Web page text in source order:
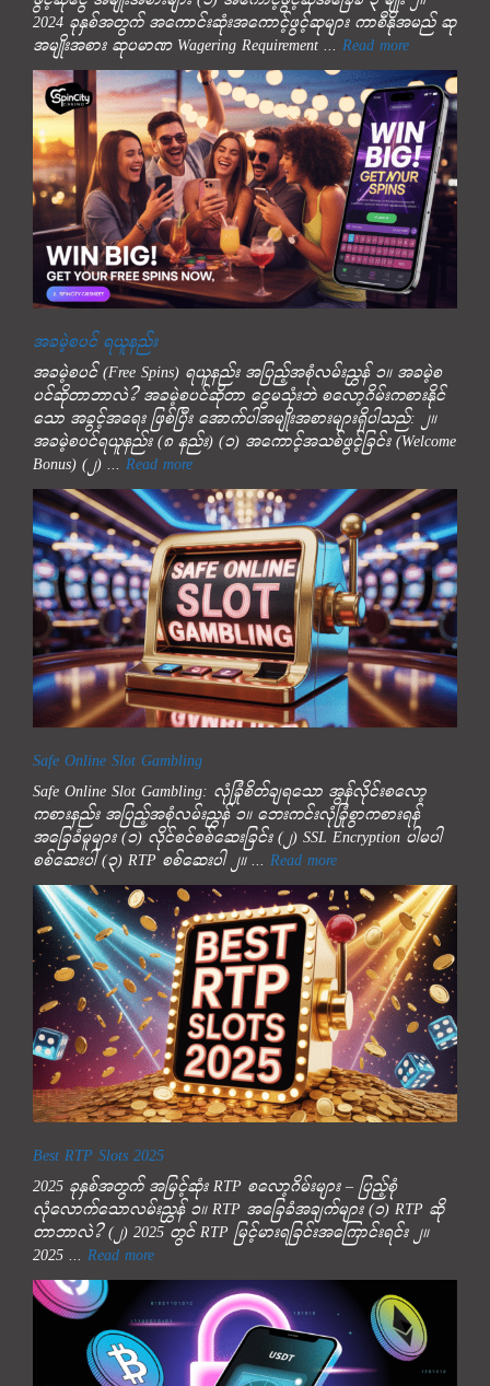
2024 ခုနှစ်အတွက် အကောင်းဆုံးအကောင့်ဖွင့်ဆုများ ကာစီနိုအမည် ဆု
အမျိုးအစား ဆုပမာဏ Wagering Requirement ... Read more
အခမဲ့စပင် ရယူနည်း
အခမဲ့စပင် (Free Spins) ရယူနည်း အပြည့်အစုံလမ်းညွှန် ၁။ အခမဲ့စ
ပင်ဆိုတာဘာလဲ? အခမဲ့စပင်ဆိုတာ ငွေမသုံးဘဲ စလော့ဂိမ်းကစားနိုင်
သော အခွင့်အရေး ဖြစ်ပြီး အောက်ပါအမျိုးအစားများရှိပါသည်: ၂။
အခမဲ့စပင်ရယူနည်း (၈ နည်း) (၁) အကောင့်အသစ်ဖွင့်ခြင်း (Welcome
Bonus) (၂) ... Read more
Safe Online Slot Gambling
Safe Online Slot Gambling: လုံခြုံစိတ်ချရသော အွန်လိုင်းစလော့
ကစားနည်း အပြည့်အစုံလမ်းညွှန် ၁။ ဘေးကင်းလုံခြုံစွာကစားရန်
အခြေခံမူများ (၁) လိုင်စင်စစ်ဆေးခြင်း (၂) SSL Encryption ပါမပါ
စစ်ဆေးပါ (၃) RTP စစ်ဆေးပါ ၂။ ... Read more
Best RTP Slots 2025
2025 ခုနှစ်အတွက် အမြင့်ဆုံး RTP စလော့ဂိမ်းများ – ပြည့်စုံ
လုံလောက်သောလမ်းညွှန် ၁။ RTP အခြေခံအချက်များ (၁) RTP ဆို
တာဘာလဲ? (၂) 2025 တွင် RTP မြင့်မားရခြင်းအကြောင်းရင်း ၂။
2025 ... Read more